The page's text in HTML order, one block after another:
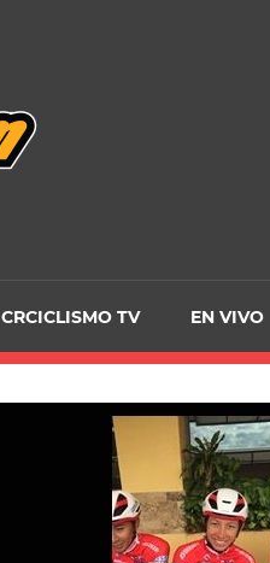
CRCICLISMO TV EN VIVO